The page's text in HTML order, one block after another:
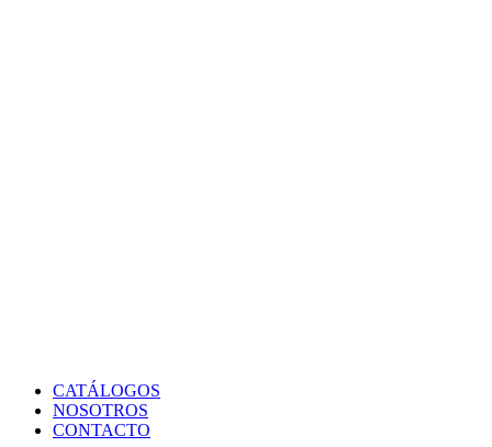
CATÁLOGOS
NOSOTROS
CONTACTO